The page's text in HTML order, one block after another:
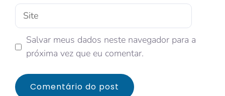
Salvar meus dados neste navegador para a
próxima vez que eu comentar.